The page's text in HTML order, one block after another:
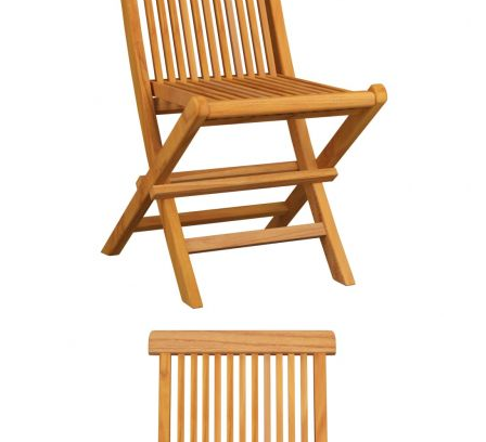
40 x 40 x 7 см (Д x Ш x Деб)
Цвят на възглавницата:
Кремавобял
100% полиестер
Купи на изплащане
Credit calculator
Сгъваеми столове с кремаво бели възглавници, 6 бр.,
масивно тиково дърво
Please select credit institution
€420.00
Extraction of information from credit institutions
Предоставената таблица е с информационна цел.
Добавете продукта в количката си с бутона "Добави в
количката" и при поръчка ще можете да изберете броя
вноски на кредита.
Acest tabel are caracter informativ. Adăugați produsul în
coșul de cumpărături unde veți putea selecta detaliile